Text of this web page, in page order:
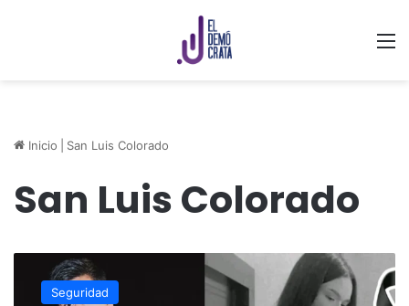
Inicio San Luis Colorado
San Luis Colorado
Detienen
presuntoSeguridad